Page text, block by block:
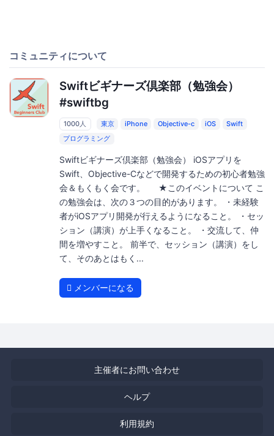
コミュニティについて
Swiftビギナーズ倶楽部（勉強会）
#swiftbg
1000人 東京 iPhone Objective-c iOS
Swift
プログラミング
Swiftビギナーズ倶楽部（勉強会） iOSアプリを
Swift、Objective-Cなどで開発するための初心者勉強
会＆もくもく会です。 ★このイベントについて こ
の勉強会は、次の３つの目的があります。 ・未経験
者がiOSアプリ開発が行えるようになること。 ・セッ
ション（講演）が上手くなること。 ・交流して、仲
間を増やすこと。 前半で、セッション（講演）をし
て、そのあとはもく...
メンバーになる
主催者にお問い合わせ
ヘルプ
利用規約